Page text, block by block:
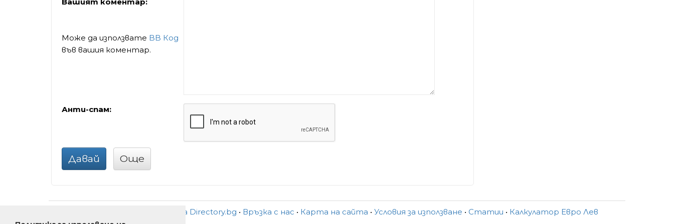
Може да използвате BB Код
във вашия коментар.
Анти-спам:
Давай Още
За Directory.bg • Връзка с нас • Карта на сайта • Условия за използване • Статии • Калкулатор Евро Лев